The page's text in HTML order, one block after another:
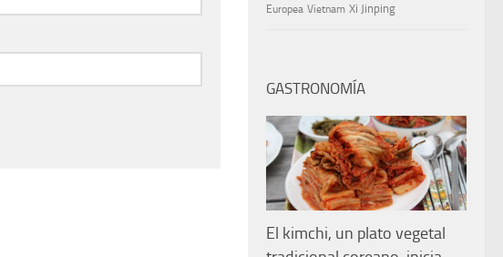
Europea Vietnam Xi Jinping
GASTRONOMÍA
El kimchi, un plato vegetal